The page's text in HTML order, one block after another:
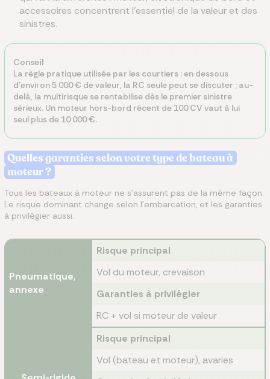
accessoires concentrent l'essentiel de la valeur et des
sinistres.
Conseil
La règle pratique utilisée par les courtiers : en dessous
d'environ 5 000 € de valeur, la RC seule peut se discuter ; au-
delà, la multirisque se rentabilise dès le premier sinistre
sérieux. Un moteur hors-bord récent de 100 CV vaut à lui
seul plus de 10 000 €.
Quelles garanties selon votre type de bateau à
moteur ?
Tous les bateaux à moteur ne s'assurent pas de la même façon.
Le risque dominant change selon l'embarcation, et les garanties
à privilégier aussi.
Pneumatique,
annexe
Risque principal
Vol du moteur, crevaison
Garanties à privilégier
RC + vol si moteur de valeur
Risque principal
Vol (bateau et moteur), avaries